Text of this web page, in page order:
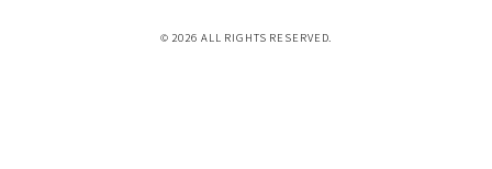
© 2026 ALL RIGHTS RESERVED.